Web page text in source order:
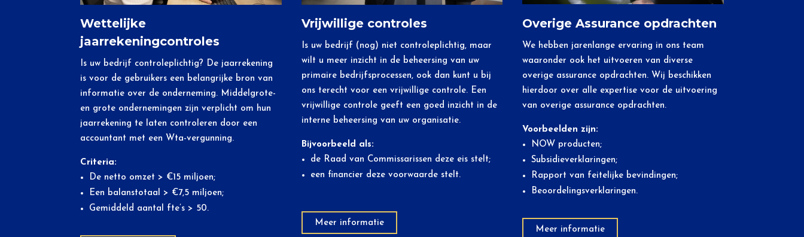
Wettelijke
jaarrekeningcontroles
Is uw bedrijf controleplichtig? De jaarrekening
is voor de gebruikers een belangrijke bron van
informatie over de onderneming. Middelgrote-
en grote ondernemingen zijn verplicht om hun
jaarrekening te laten controleren door een
accountant met een Wta-vergunning.
Criteria:
De netto omzet > €15 miljoen;
Een balanstotaal > €7,5 miljoen;
Gemiddeld aantal fte’s > 50.
Vrijwillige controles
Is uw bedrijf (nog) niet controleplichtig, maar
wilt u meer inzicht in de beheersing van uw
primaire bedrijfsprocessen, ook dan kunt u bij
ons terecht voor een vrijwillige controle. Een
vrijwillige controle geeft een goed inzicht in de
interne beheersing van uw organisatie.
Bijvoorbeeld als:
de Raad van Commissarissen deze eis stelt;
een financier deze voorwaarde stelt.
Meer informatie
Overige Assurance opdrachten
We hebben jarenlange ervaring in ons team
waaronder ook het uitvoeren van diverse
overige assurance opdrachten. Wij beschikken
hierdoor over alle expertise voor de uitvoering
van overige assurance opdrachten.
Voorbeelden zijn:
NOW producten;
Subsidieverklaringen;
Rapport van feitelijke bevindingen;
Beoordelingsverklaringen.
Meer informatie